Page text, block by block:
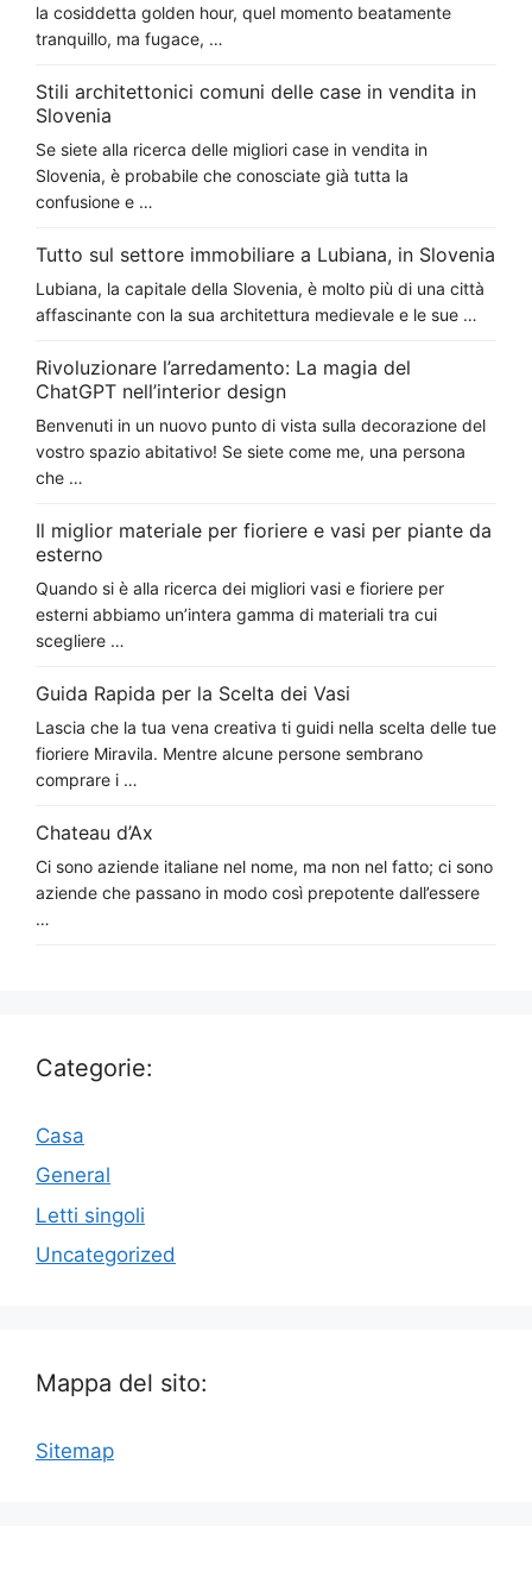
la cosiddetta golden hour, quel momento beatamente
tranquillo, ma fugace, …
Stili architettonici comuni delle case in vendita in
Slovenia
Se siete alla ricerca delle migliori case in vendita in
Slovenia, è probabile che conosciate già tutta la
confusione e …
Tutto sul settore immobiliare a Lubiana, in Slovenia
Lubiana, la capitale della Slovenia, è molto più di una città
affascinante con la sua architettura medievale e le sue …
Rivoluzionare l’arredamento: La magia del
ChatGPT nell’interior design
Benvenuti in un nuovo punto di vista sulla decorazione del
vostro spazio abitativo! Se siete come me, una persona
che …
Il miglior materiale per fioriere e vasi per piante da
esterno
Quando si è alla ricerca dei migliori vasi e fioriere per
esterni abbiamo un’intera gamma di materiali tra cui
scegliere …
Guida Rapida per la Scelta dei Vasi
Lascia che la tua vena creativa ti guidi nella scelta delle tue
fioriere Miravila. Mentre alcune persone sembrano
comprare i …
Chateau d’Ax
Ci sono aziende italiane nel nome, ma non nel fatto; ci sono
aziende che passano in modo così prepotente dall’essere
…
Categorie:
Casa
General
Letti singoli
Uncategorized
Mappa del sito:
Sitemap